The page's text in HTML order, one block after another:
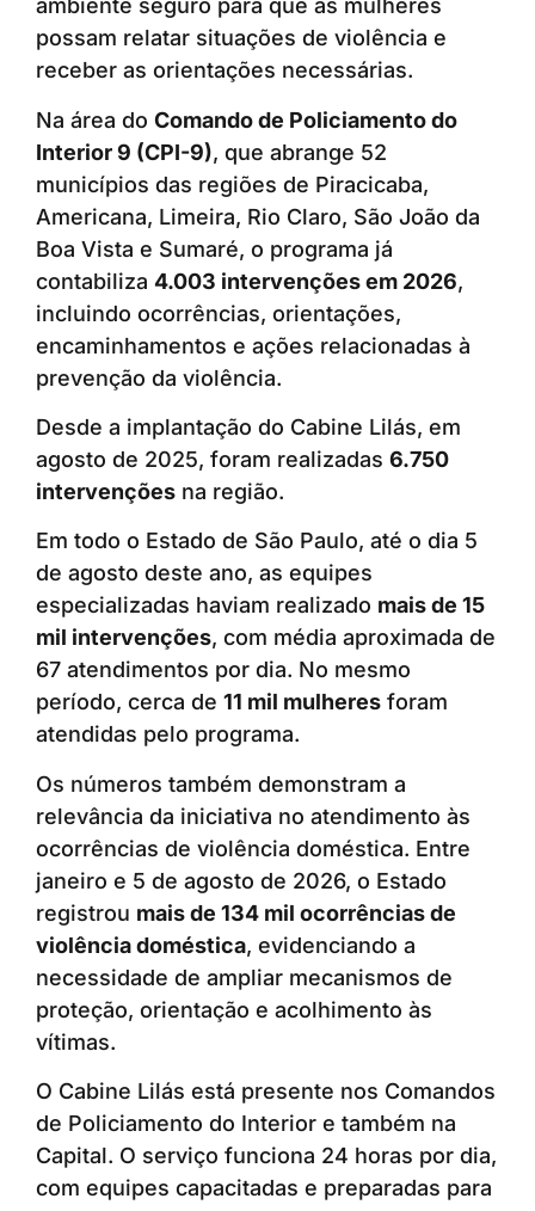
ambiente seguro para que as mulheres
possam relatar situações de violência e
receber as orientações necessárias.
Na área do Comando de Policiamento do
Interior 9 (CPI-9), que abrange 52
municípios das regiões de Piracicaba,
Americana, Limeira, Rio Claro, São João da
Boa Vista e Sumaré, o programa já
contabiliza 4.003 intervenções em 2026,
incluindo ocorrências, orientações,
encaminhamentos e ações relacionadas à
prevenção da violência.
Desde a implantação do Cabine Lilás, em
agosto de 2025, foram realizadas 6.750
intervenções na região.
Em todo o Estado de São Paulo, até o dia 5
de agosto deste ano, as equipes
especializadas haviam realizado mais de 15
mil intervenções, com média aproximada de
67 atendimentos por dia. No mesmo
período, cerca de 11 mil mulheres foram
atendidas pelo programa.
Os números também demonstram a
relevância da iniciativa no atendimento às
ocorrências de violência doméstica. Entre
janeiro e 5 de agosto de 2026, o Estado
registrou mais de 134 mil ocorrências de
violência doméstica, evidenciando a
necessidade de ampliar mecanismos de
proteção, orientação e acolhimento às
vítimas.
O Cabine Lilás está presente nos Comandos
de Policiamento do Interior e também na
Capital. O serviço funciona 24 horas por dia,
com equipes capacitadas e preparadas para